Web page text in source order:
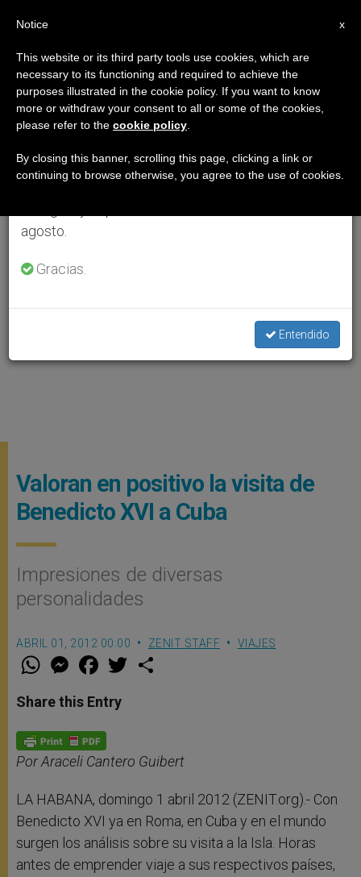
Valoran en positivo la visita de
Benedicto XVI a Cuba
Impresiones de diversas
personalidades
ABRIL 01, 2012 00:00 ZENIT STAFF VIAJES
W
t
s
p
p
M
e
s
e
g
e
r
F
a
e
b
o
k
w
Share this Entry
Por Araceli Cantero Guibert
LA HABANA, domingo 1 abril 2012 (ZENIT.org).- Con
Benedicto XVI ya en Roma, en Cuba y en el mundo
surgen los análisis sobre su visita a la Isla. Horas
antes de emprender viaje a sus respectivos países,
×
Aviso importante
Del 27 de julio al 7 de agosto haremos la pausa
anual, aprovechando que en el periodo de verano
se generan menos informaciones y también el
agosto.
Gracias.
Entendido
x
Notice
This website or its third party tools use cookies, which are
necessary to its functioning and required to achieve the
purposes illustrated in the cookie policy. If you want to know
more or withdraw your consent to all or some of the cookies,
please refer to the cookie policy
By closing this banner, scrolling this page, clicking a link or
continuing to browse otherwise, you agree to the use of cookies.